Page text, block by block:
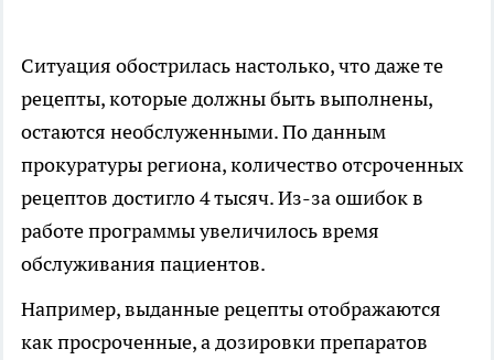
Ситуация обострилась настолько, что даже те
рецепты, которые должны быть выполнены,
остаются необслуженными. По данным
прокуратуры региона, количество отсроченных
рецептов достигло 4 тысяч. Из-за ошибок в
работе программы увеличилось время
обслуживания пациентов.
Например, выданные рецепты отображаются
как просроченные, а дозировки препаратов